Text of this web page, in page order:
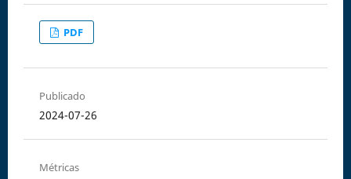
PDF
Publicado
2024-07-26
Métricas